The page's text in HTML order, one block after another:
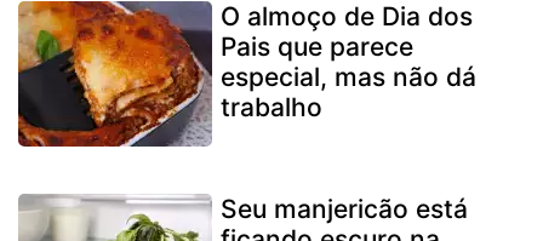
O almoço de Dia dos
Pais que parece
especial, mas não dá
trabalho
Seu manjericão está